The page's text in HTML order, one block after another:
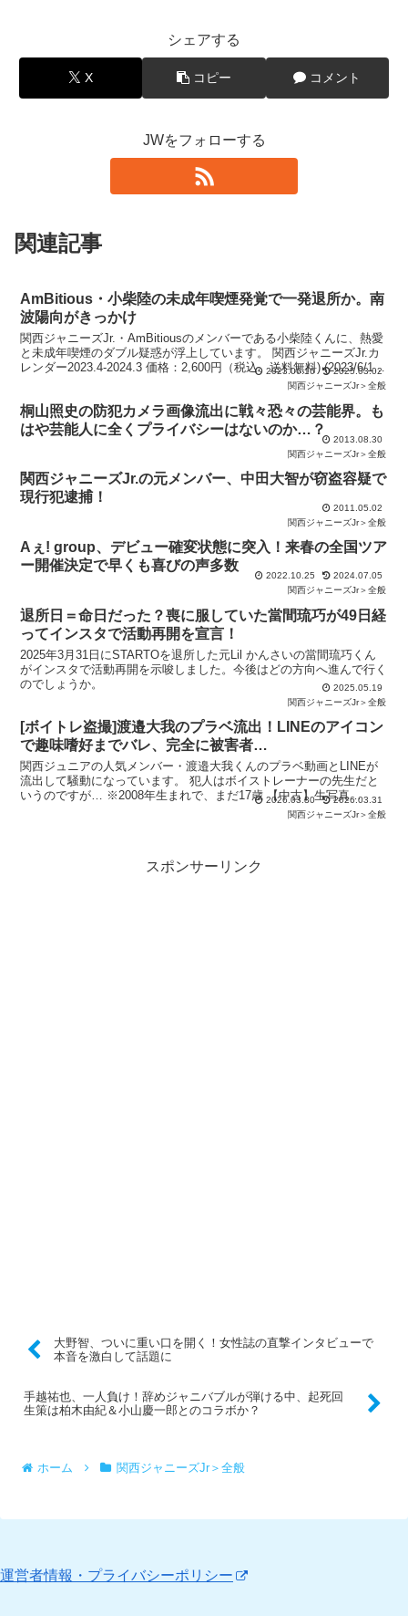
シェアする
X コピー コメント
JWをフォローする
関連記事
AmBitious・小柴陸の未成年喫煙発覚で一発退所か。南
波陽向がきっかけ
関西ジャニーズJr.・AmBitiousのメンバーである小柴陸くんに、熱愛
と未成年喫煙のダブル疑惑が浮上しています。 関西ジャニーズJr.カ
レンダー2023.4-2024.3 価格：2,600円（税込、送料無料) (2023/6/16
2023.06.16
2025.03.02
関西ジャニーズJr＞全般
桐山照史の防犯カメラ画像流出に戦々恐々の芸能界。も
はや芸能人に全くプライバシーはないのか…？
2013.08.30
関西ジャニーズJr＞全般
関西ジャニーズJr.の元メンバー、中田大智が窃盗容疑で
現行犯逮捕！
2011.05.02
関西ジャニーズJr＞全般
Aぇ! group、デビュー確変状態に突入！来春の全国ツア
ー開催決定で早くも喜びの声多数
2022.10.25
2024.07.05
関西ジャニーズJr＞全般
退所日＝命日だった？喪に服していた當間琉巧が49日経
ってインスタで活動再開を宣言！
2025年3月31日にSTARTOを退所した元Lil かんさいの當間琉巧くん
がインスタで活動再開を示唆しました。今後はどの方向へ進んで行く
のでしょうか。
2025.05.19
関西ジャニーズJr＞全般
[ボイトレ盗撮]渡邉大我のプラベ流出！LINEのアイコン
で趣味嗜好までバレ、完全に被害者…
関西ジュニアの人気メンバー・渡邉大我くんのプラベ動画とLINEが
流出して騒動になっています。 犯人はボイストレーナーの先生だと
いうのですが… ※2008年生まれで、まだ17歳 【中古】生写真
2026.03.30
2026.03.31
関西ジャニーズJr＞全般
スポンサーリンク
大野智、ついに重い口を開く！女性誌の直撃インタビューで
本音を激白して話題に
手越祐也、一人負け！辞めジャニバブルが弾ける中、起死回
生策は柏木由紀＆小山慶一郎とのコラボか？
ホーム 関西ジャニーズJr＞全般
運営者情報・プライバシーポリシー